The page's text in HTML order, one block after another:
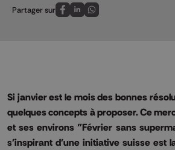
Partager sur
Partagez sur FaceBook
Partagez sur LinkedIn
Partagez sur Whatsapp
Si janvier est le mois des bonnes
quelques concepts à proposer. Ce
et ses environs "Février sans
s'inspirant d'une initiative suisse est